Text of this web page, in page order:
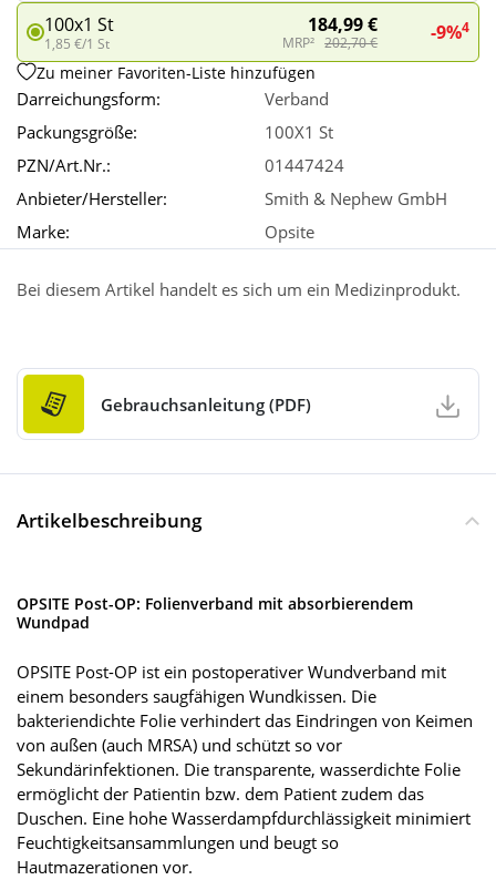
100x1 St
1,85 €/1 St
184,99 €
MRP² 202,70 € -9%4
Zu meiner Favoriten-Liste hinzufügen
Darreichungsform:
Verband
Packungsgröße:
100X1 St
PZN/Art.Nr.:
01447424
Anbieter/Hersteller:
Smith & Nephew GmbH
Marke:
Opsite
Bei diesem Artikel handelt es sich um ein Medizinprodukt.
Gebrauchsanleitung (PDF)
Artikelbeschreibung
OPSITE Post-OP: Folienverband mit absorbierendem
Wundpad
OPSITE Post-OP ist ein postoperativer Wundverband mit
einem besonders saugfähigen Wundkissen. Die
bakteriendichte Folie verhindert das Eindringen von Keimen
von außen (auch MRSA) und schützt so vor
Sekundärinfektionen. Die transparente, wasserdichte Folie
ermöglicht der Patientin bzw. dem Patient zudem das
Duschen. Eine hohe Wasserdampfdurchlässigkeit minimiert
Feuchtigkeitsansammlungen und beugt so
Hautmazerationen vor.